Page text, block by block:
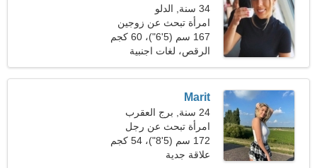
34 سنة, الدلو
امرأة تبحث عن زوجين
167 سم (5'6")، 60 كجم
(132 رطلا)
الرقص، لغات اجنبية
Marit
24 سنة, برج العقرب
امرأة تبحث عن رجل
172 سم (5'8")، 54 كجم
(119 رطلا)
علاقة جدية